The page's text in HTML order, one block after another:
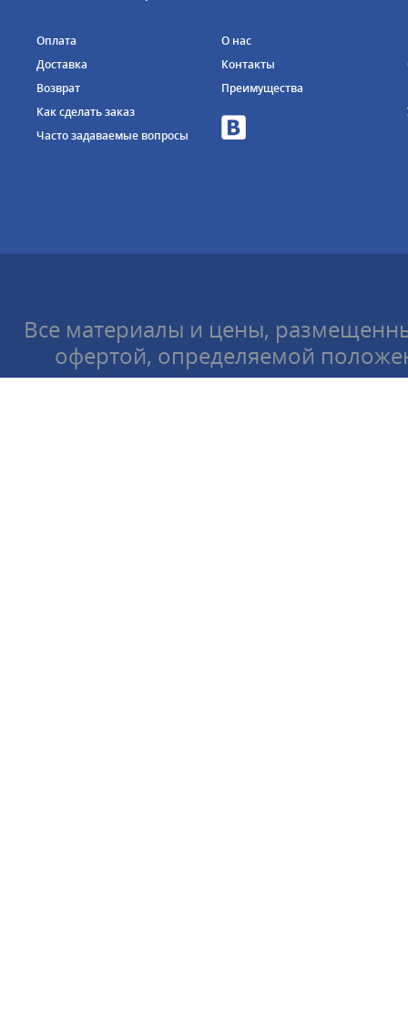
Оплата
Доставка
Возврат
Как сделать заказ
Часто задаваемые вопросы
О нас
Контакты
Преимущества
Все материалы и цены,
офертой, определяемой